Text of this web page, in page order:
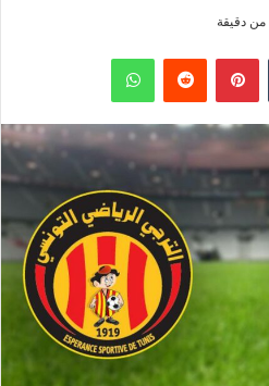
من دقيقة
بينتيريست واتساب